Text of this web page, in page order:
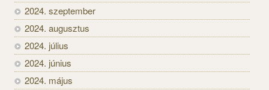
2024. szeptember
2024. augusztus
2024. július
2024. június
2024. május